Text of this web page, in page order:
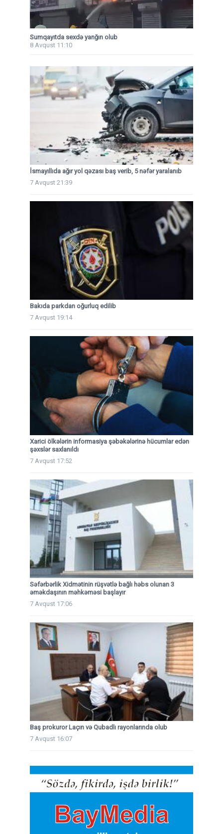
Sumqayıtda sexdə yanğın olub
8 Avqust 11:10
İsmayıllıda ağır yol qəzası baş verib, 5 nəfər yaralanıb
7 Avqust 21:39
Bakıda parkdan oğurluq edilib
7 Avqust 19:14
Xarici ölkələrin informasiya şəbəkələrinə hücumlar edən
şəxslər saxlanıldı
7 Avqust 17:52
Səfərbərlik Xidmətinin rüşvətlə bağlı həbs olunan 3
əməkdaşının məhkəməsi başlayır
7 Avqust 17:06
Baş prokuror Laçın və Qubadlı rayonlarında olub
7 Avqust 16:07